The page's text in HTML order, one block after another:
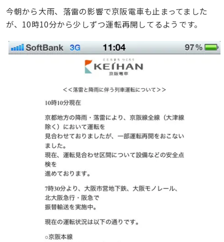
今朝から大雨、落雷の影響で京阪電車も止まってました
が、10時10分から少しずつ運転再開してるようです。